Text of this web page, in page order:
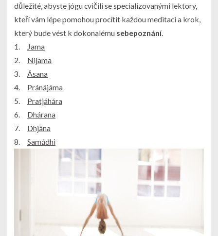
důležité, abyste jógu cvičili se specializovanými lektory,
kteří vám lépe pomohou procítit každou meditaci a krok,
který bude vést k dokonalému sebepoznání.
1.
Jama
2. Nijama
3. Ásana
4. Pránájáma
5. Pratjáhára
6. Dhárana
7. Dhjána
8. Samádhi